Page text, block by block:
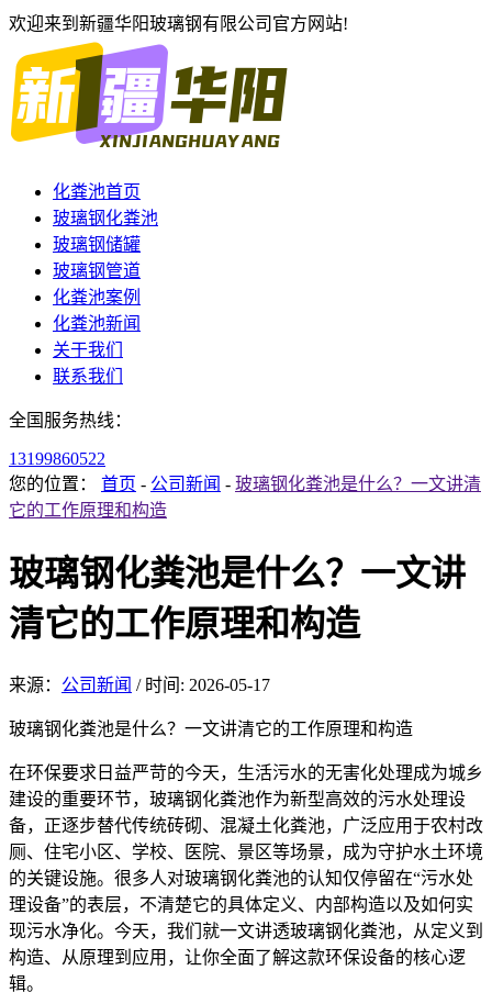
欢迎来到新疆华阳玻璃钢有限公司官方网站!
化粪池首页
玻璃钢化粪池
玻璃钢储罐
玻璃钢管道
化粪池案例
化粪池新闻
关于我们
联系我们
全国服务热线：
13199860522
您的位置： 首页 - 公司新闻 - 玻璃钢化粪池是什么？一文讲清
它的工作原理和构造
玻璃钢化粪池是什么？一文讲
清它的工作原理和构造
来源： 公司新闻 / 时间: 2026-05-17
玻璃钢化粪池是什么？ 一文讲清它的工作原理和构造
在环保要求日益严苛的今天，生活污水的无害化处理成为城乡
建设的重要环节，玻璃钢化粪池作为新型高效的污水处理设
备，正逐步替代传统砖砌、混凝土化粪池，广泛应用于农村改
厕、住宅小区、学校、医院、景区等场景，成为守护水土环境
的关键设施。很多人对玻璃钢化粪池的认知仅停留在“污水处
理设备”的表层，不清楚它的具体定义、内部构造以及如何实
现污水净化。今天，我们就一文讲透玻璃钢化粪池，从定义到
构造、从原理到应用，让你全面了解这款环保设备的核心逻
辑。